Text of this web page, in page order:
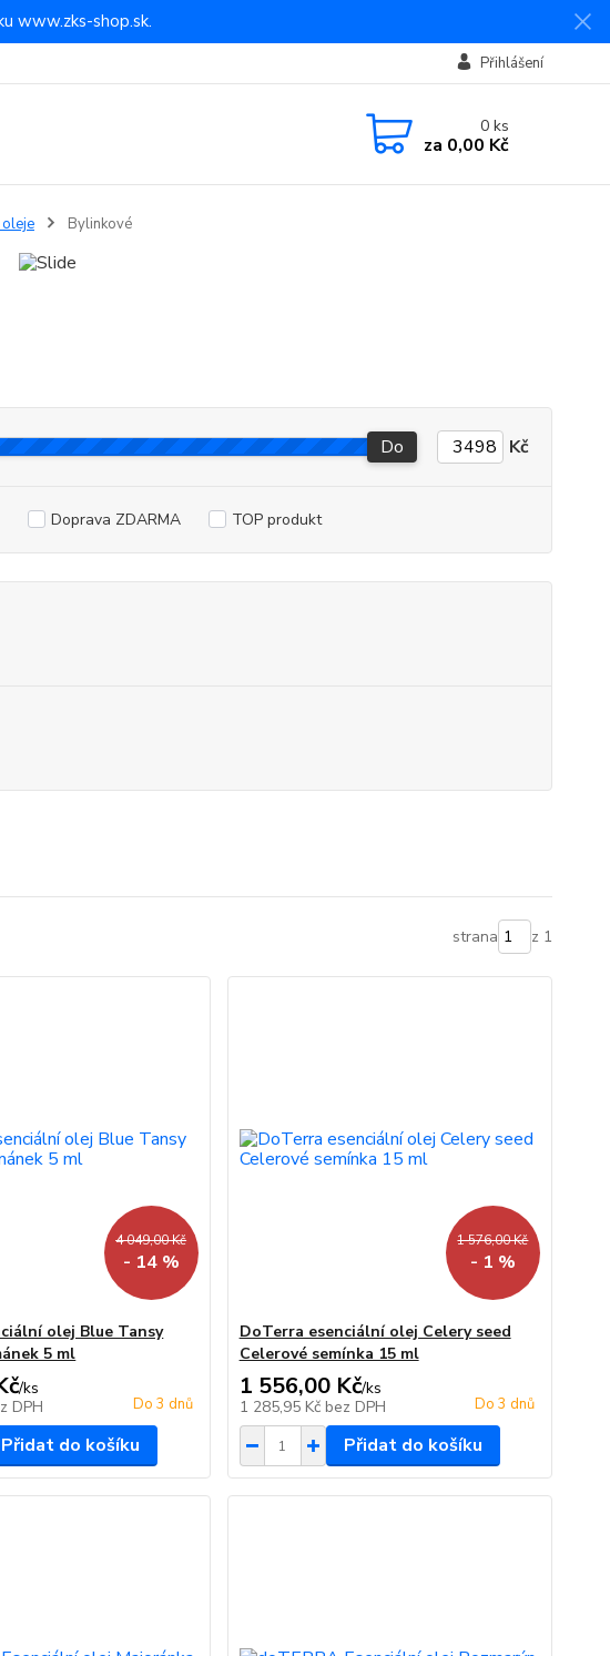
www.zks-shop.sk.
Přihlášení
0ks
za 0,00 Kč
Bylinkové
Do Kč
Doprava ZDARMA TOP produkt
strana z 1
4 049,00 Kč
- 14 %
olej Blue Tansy
5 ml
/ks
DPH Do 3 dnů
Přidat do košíku
1 576,00 Kč
- 1 %
DoTerra esenciální olej Celery seed
Celerové semínka 15 ml
1 556,00 Kč/ks
1 285,95 Kč bez DPH Do 3 dnů
Přidat do košíku